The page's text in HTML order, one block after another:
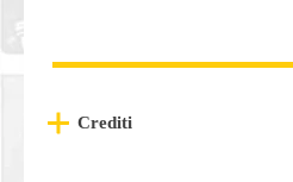
Crediti